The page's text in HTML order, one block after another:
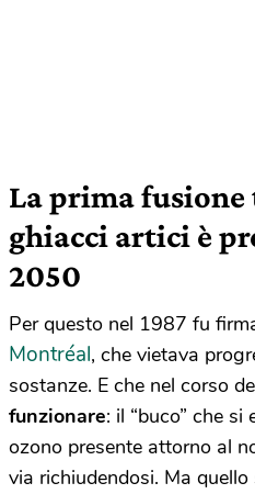
La prima
ghiacci artici è
2050
Per questo nel 1987 fu
Montréal, che vietava
sostanze. E che nel corso
funzionare: il “buco” che
ozono presente attorno al
via richiudendosi. Ma